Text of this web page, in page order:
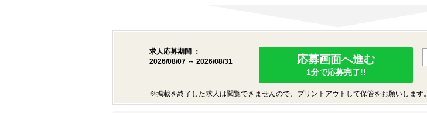
求人応募期間 ：
2026/08/07 ～ 2026/08/31
応募画面へ進む
1分で応募完了!!
※掲載を終了した求人は閲覧できませんので、プリントアウトして保管をお願いします。